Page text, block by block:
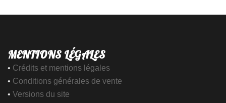
MENTIONS LÉGALES
• Crédits et mentions légales
• Conditions générales de vente
• Versions du site